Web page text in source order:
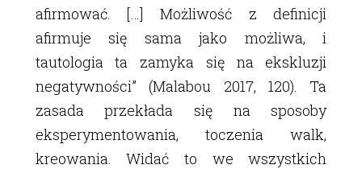
afirmować. […] Możliwość z definicji
afirmuje się sama jako możliwa, i
tautologia ta zamyka się na ekskluzji
negatywności” (Malabou 2017, 120). Ta
zasada przekłada się na sposoby
eksperymentowania, toczenia walk,
kreowania. Widać to we wszystkich